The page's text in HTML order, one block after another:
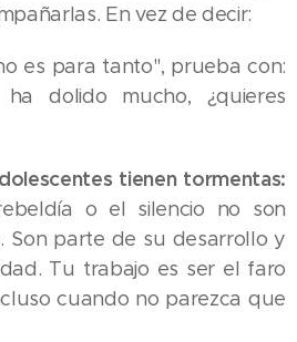
En vez de decir:
es para tanto", prueba con:
dolido mucho, ¿quieres
tienen tormentas:
o el silencio no son
Son parte de su desarrollo y
Tu trabajo es ser el faro
cuando no parezca que